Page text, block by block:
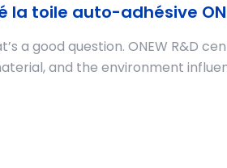
la toile auto-adhésive
a good question. ONEW R&D
and the environment